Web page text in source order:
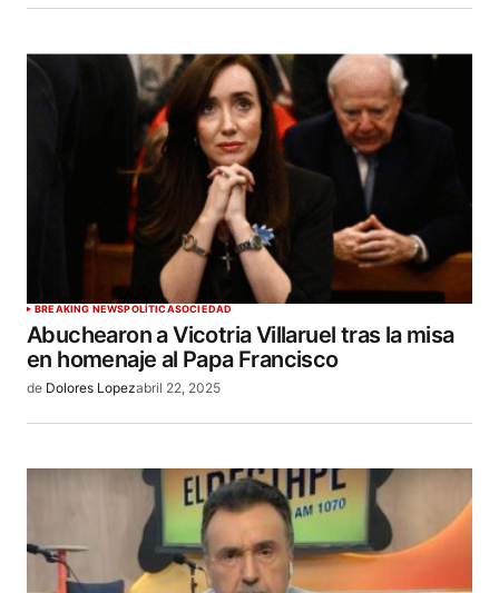
BREAKING NEWSPOLÍTICASOCIEDAD
Abuchearon a Vicotria Villaruel tras la misa
en homenaje al Papa Francisco
de Dolores Lopezabril 22, 2025